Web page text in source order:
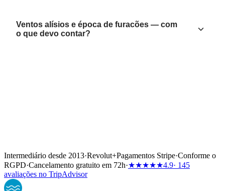
Ventos alísios e época de furacões — com
o que devo contar?
Intermediário desde 2013·Revolut+Pagamentos Stripe·Conforme o
RGPD·Cancelamento gratuito em 72h·★★★★★4.9· 145
avaliações no TripAdvisor